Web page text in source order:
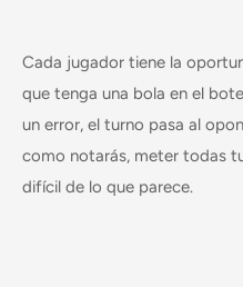
Cada jugador tiene la
que tenga una bola en el
un error, el turno pasa al
como notarás, meter todas
difícil de lo que parece.